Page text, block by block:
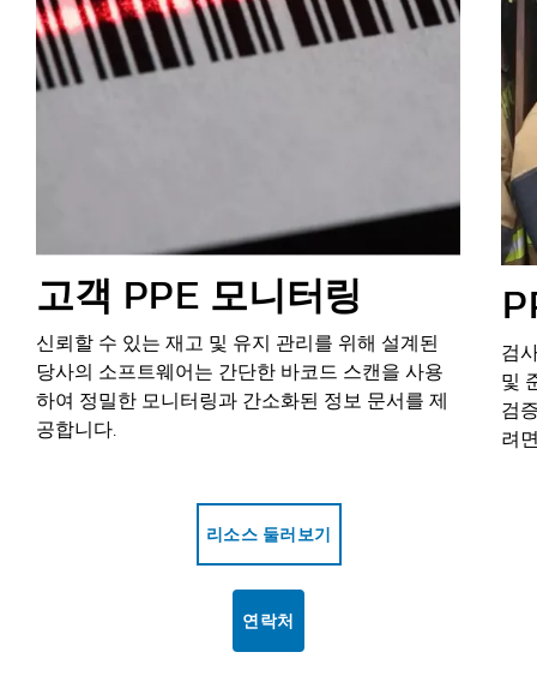
고객 PPE 모니터링
신뢰할 수 있는 재고 및 유지 관리를 위해 설계된
당사의 소프트웨어는 간단한 바코드 스캔을 사용
하여 정밀한 모니터링과 간소화된 정보 문서를 제
공합니다.
검
및
검
려
리소스 둘러보기
연락처